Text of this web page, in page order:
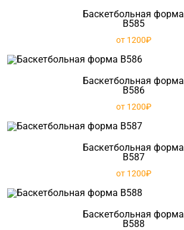
Баскетбольная форма
B585
от 1200₽
Баскетбольная форма
B586
от 1200₽
Баскетбольная форма
B587
от 1200₽
Баскетбольная форма
B588